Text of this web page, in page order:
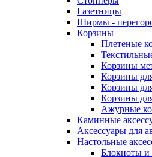
Газетницы
Ширмы -
Корзины
Плетеные
Корзины
Корзины
Корзины
Корзины
Ажурные
Каминные
Аксессуары для
Настольные
Блокноты и